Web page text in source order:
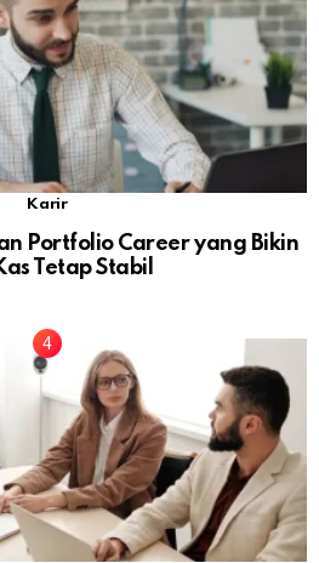
Karir
Portfolio Career yang Bikin
Tetap Stabil